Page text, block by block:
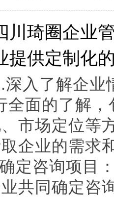
川琦圈企业
提供定制化
深入了解企业
全面的了解
市场定位等
企业的需求
定咨询项目
共同确定咨